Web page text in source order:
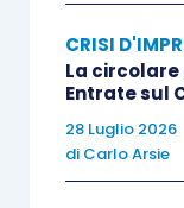
conformità
completezza
c.p.c..
CRISI
La circolare
Entrate sul
28 Luglio 2026
di Carlo Arsie